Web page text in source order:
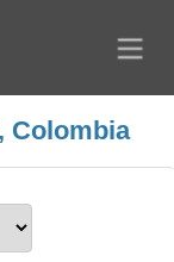
Colombia